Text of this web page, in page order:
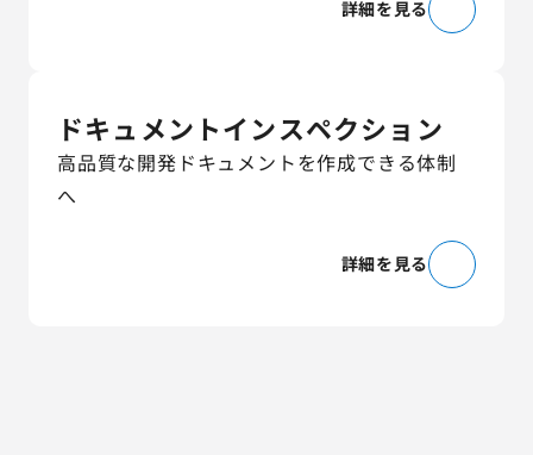
詳細を見る
ドキュメントインスペクション
高品質な開発ドキュメントを作成できる体制
へ
詳細を見る